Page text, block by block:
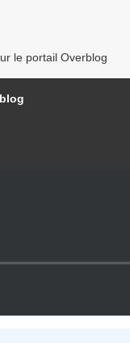
le portail Overblog